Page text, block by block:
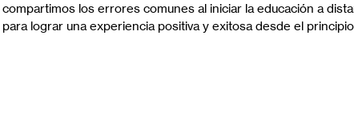
compartimos los errores comunes al iniciar la educación a
para lograr una experiencia positiva y exitosa desde el